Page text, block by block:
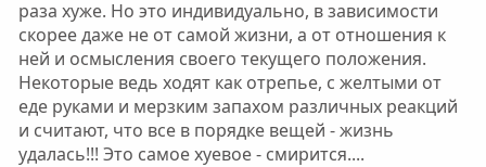
раза хуже. Но это индивидуально, в зависимости
скорее даже не от самой жизни, а от отношения к
ней и осмысления своего текущего положения.
Некоторые ведь ходят как отрепье, с желтыми от
еде руками и мерзким запахом различных реакций
и считают, что все в порядке вещей - жизнь
удалась!!! Это самое хуевое - смирится....